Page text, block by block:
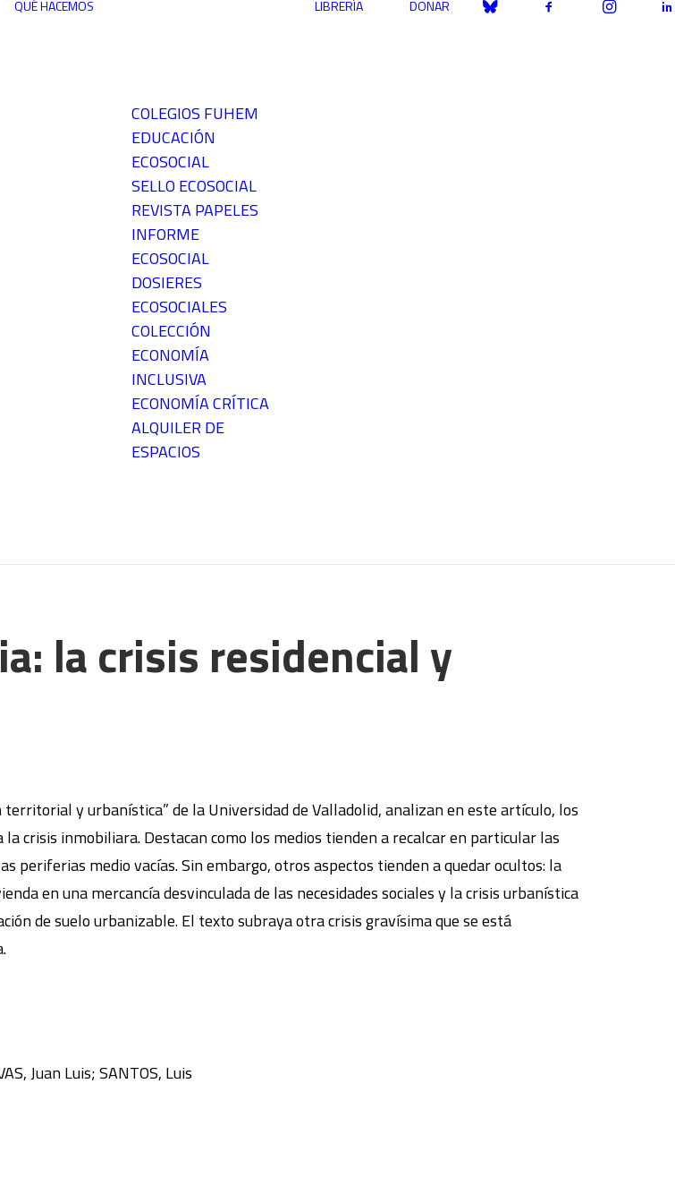
QUÉ HACEMOS
COLEGIOS FUHEM
EDUCACIÓN
ECOSOCIAL
SELLO ECOSOCIAL
REVISTA PAPELES
INFORME
ECOSOCIAL
DOSIERES
ECOSOCIALES
COLECCIÓN
ECONOMÍA
INCLUSIVA
ECONOMÍA CRÍTICA
ALQUILER DE
ESPACIOS
LIBRERÍA DONAR
la crisis residencial y
y urbanística” de la Universidad de Valladolid, analizan en este artículo, los
crisis inmobiliara. Destacan como los medios tienden a recalcar en particular las
periferias medio vacías. Sin embargo, otros aspectos tienden a quedar ocultos: la
en una mercancía desvinculada de las necesidades sociales y la crisis urbanística
de suelo urbanizable. El texto subraya otra crisis gravísima que se está
Juan Luis; SANTOS, Luis